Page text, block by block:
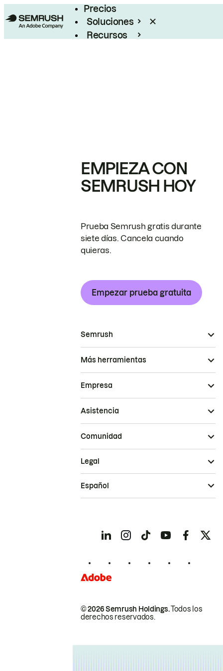
Precios
Soluciones
Recursos
EMPIEZA CON
SEMRUSH HOY
Prueba Semrush gratis durante
siete días. Cancela cuando
quieras.
Empezar prueba gratuita
Semrush
Más herramientas
Empresa
Asistencia
Comunidad
© 2026 Semrush Holdings.Todos los
derechos reservados.
Legal
Español